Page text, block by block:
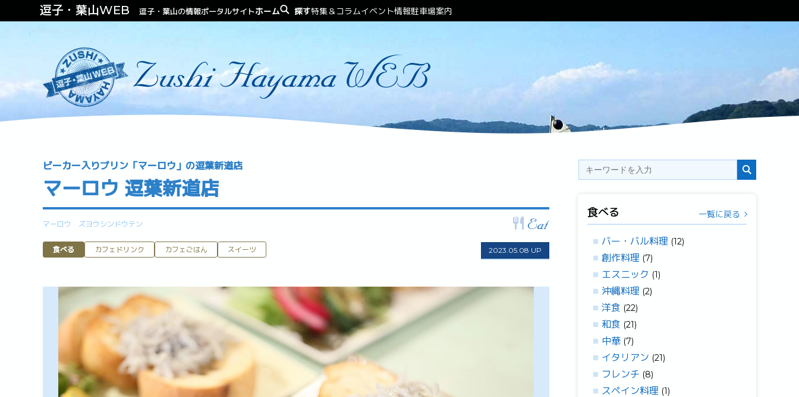
逗子・葉山WEB 逗子・葉山の情報ポータルサイトホーム 探す特集＆コラムイベント情報駐車場案内
ビーカー入りプリン「マーロウ」の逗葉新道店
マーロウ 逗葉新道店
マーロウ ズヨウシンドウテン
食べる カフェドリンク カフェごはん スイーツ 2023.05.08 UP
食べる 一覧に戻る
バー・バル料理 (12)
創作料理 (7)
エスニック (1)
沖縄料理 (2)
洋食 (22)
和食 (21)
中華 (7)
イタリアン (21)
フレンチ (8)
スペイン料理 (1)
自動車・バイク 書籍・商品紹介お店・施設アウトドア 海 公園 スポーツ季節イベント ペット歴史・名所